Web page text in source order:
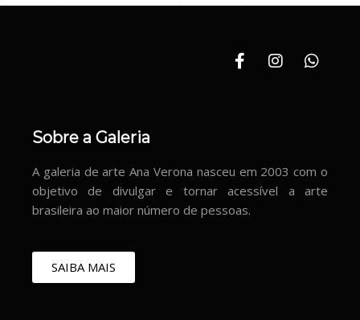
Sobre a Galeria
A galeria de arte Ana Verona nasceu em 2003 com o
objetivo de divulgar e tornar acessível a arte
brasileira ao maior número de pessoas.
SAIBA MAIS